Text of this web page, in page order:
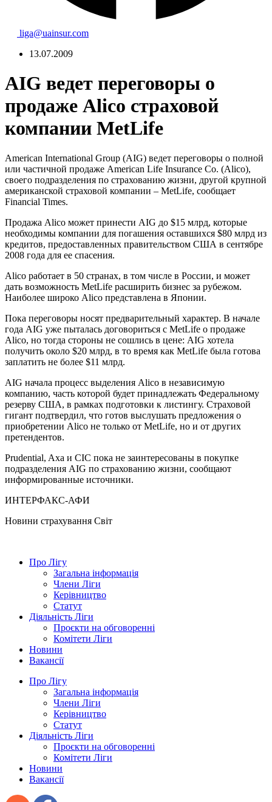
liga@uainsur.com
13.07.2009
AIG ведет переговоры о
продаже Alico страховой
компании MetLife
American International Group (AIG) ведет переговоры о полной
или частичной продаже American Life Insurance Co. (Alico),
своего подразделения по страхованию жизни, другой крупной
американской страховой компании – MetLife, сообщает
Financial Times.
Продажа Alico может принести AIG до $15 млрд, которые
необходимы компании для погашения оставшихся $80 млрд из
кредитов, предоставленных правительством США в сентябре
2008 года для ее спасения.
Alico работает в 50 странах, в том числе в России, и может
дать возможность MetLife расширить бизнес за рубежом.
Наиболее широко Alico представлена в Японии.
Пока переговоры носят предварительный характер. В начале
года AIG уже пыталась договориться с MetLife о продаже
Alico, но тогда стороны не сошлись в цене: AIG хотела
получить около $20 млрд, в то время как MetLife была готова
заплатить не более $11 млрд.
AIG начала процесс выделения Alico в независимую
компанию, часть которой будет принадлежать Федеральному
резерву США, в рамках подготовки к листингу. Страховой
гигант подтвердил, что готов выслушать предложения о
приобретении Alico не только от MetLife, но и от других
претендентов.
Prudential, Axa и CIC пока не заинтересованы в покупке
подразделения AIG по страхованию жизни, сообщают
информированные источники.
ИНТЕРФАКС-АФИ
Новини страхування Світ
Про Лігу
Загальна інформація
Члени Ліги
Керівництво
Статут
Діяльність Ліги
Проєкти на обговоренні
Комітети Ліги
Новини
Вакансії
Про Лігу
Загальна інформація
Члени Ліги
Керівництво
Статут
Діяльність Ліги
Проєкти на обговоренні
Комітети Ліги
Новини
Вакансії